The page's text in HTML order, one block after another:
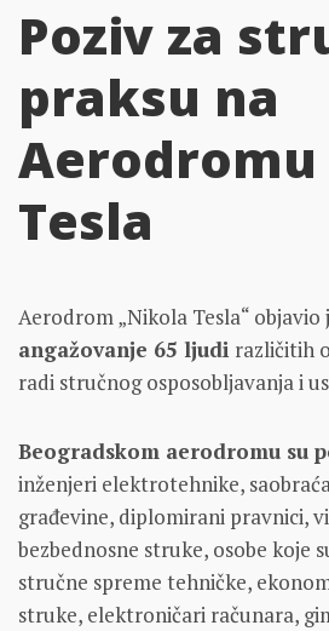
Poziv za
praksu na
Tesla
Aerodrom „Nikola Tesla“ objavio
angažovanje 65 ljudi različitih
radi stručnog osposobljavanja i
Beogradskom aerodromu su
inženjeri elektrotehnike,
građevine, diplomirani pravnici,
bezbednosne struke, osobe koje
stručne spreme tehničke,
struke, elektroničari računara,